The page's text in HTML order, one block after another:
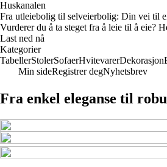
Huskanalen
Fra utleiebolig til selveierbolig: Din vei til
Vurderer du å ta steget fra å leie til å eie?
Last ned nå
Kategorier
TabellerStolerSofaerHvitevarerDekorasjon
Min sideRegistrer degNyhetsbrev
Fra enkel eleganse til